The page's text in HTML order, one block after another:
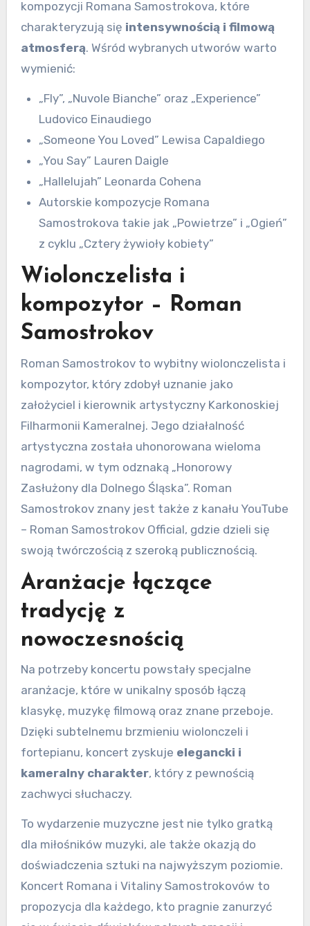
kompozycji Romana Samostrokova, które
charakteryzują się intensywnością i filmową
atmosferą. Wśród wybranych utworów warto
wymienić:
„Fly”, „Nuvole Bianche” oraz „Experience”
Ludovico Einaudiego
„Someone You Loved” Lewisa Capaldiego
„You Say” Lauren Daigle
„Hallelujah” Leonarda Cohena
Autorskie kompozycje Romana
Samostrokova takie jak „Powietrze” i „Ogień”
z cyklu „Cztery żywioły kobiety”
Wiolonczelista i
kompozytor – Roman
Samostrokov
Roman Samostrokov to wybitny wiolonczelista i
kompozytor, który zdobył uznanie jako
założyciel i kierownik artystyczny Karkonoskiej
Filharmonii Kameralnej. Jego działalność
artystyczna została uhonorowana wieloma
nagrodami, w tym odznaką „Honorowy
Zasłużony dla Dolnego Śląska”. Roman
Samostrokov znany jest także z kanału YouTube
– Roman Samostrokov Official, gdzie dzieli się
swoją twórczością z szeroką publicznością.
Aranżacje łączące
tradycję z
nowoczesnością
Na potrzeby koncertu powstały specjalne
aranżacje, które w unikalny sposób łączą
klasykę, muzykę filmową oraz znane przeboje.
Dzięki subtelnemu brzmieniu wiolonczeli i
fortepianu, koncert zyskuje elegancki i
kameralny charakter, który z pewnością
zachwyci słuchaczy.
To wydarzenie muzyczne jest nie tylko gratką
dla miłośników muzyki, ale także okazją do
doświadczenia sztuki na najwyższym poziomie.
Koncert Romana i Vitaliny Samostrokovów to
propozycja dla każdego, kto pragnie zanurzyć